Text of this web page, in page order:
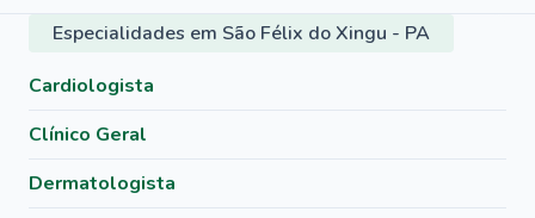
Especialidades em São Félix do Xingu - PA
Cardiologista
Clínico Geral
Dermatologista